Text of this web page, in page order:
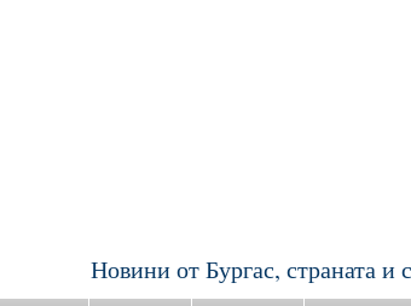
Новини от Бургас, страната и